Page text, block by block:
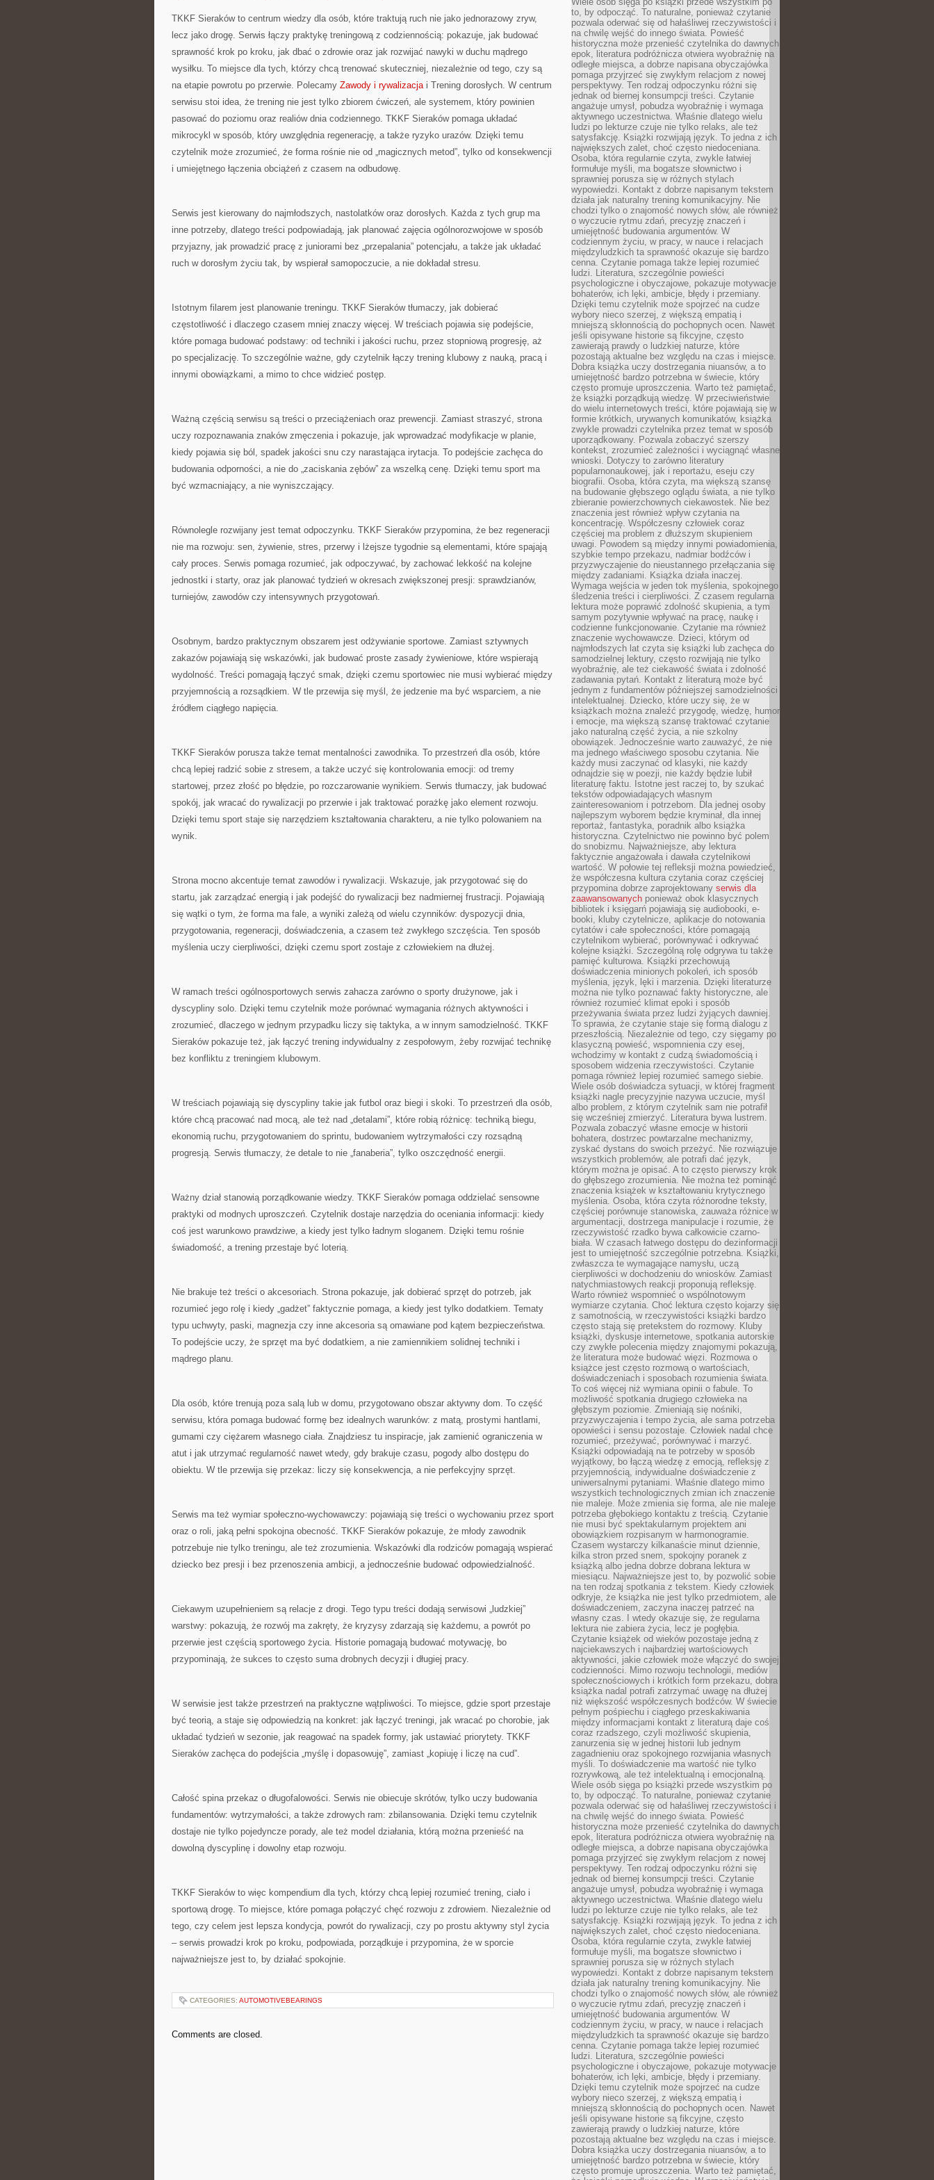
TKKF Sieraków to centrum wiedzy dla osób, które traktują ruch nie jako jednorazowy zryw,
lecz jako drogę. Serwis łączy praktykę treningową z codziennością: pokazuje, jak budować
sprawność krok po kroku, jak dbać o zdrowie oraz jak rozwijać nawyki w duchu mądrego
wysiłku. To miejsce dla tych, którzy chcą trenować skuteczniej, niezależnie od tego, czy są
na etapie powrotu po przerwie. Polecamy Zawody i rywalizacjai Trening dorosłych. W centrum
serwisu stoi idea, że trening nie jest tylko zbiorem ćwiczeń, ale systemem, który powinien
pasować do poziomu oraz realiów dnia codziennego. TKKF Sieraków pomaga układać
mikrocykl w sposób, który uwzględnia regenerację, a także ryzyko urazów. Dzięki temu
czytelnik może zrozumieć, że forma rośnie nie od „magicznych metod”, tylko od konsekwencji
i umiejętnego łączenia obciążeń z czasem na odbudowę.
Serwis jest kierowany do najmłodszych, nastolatków oraz dorosłych. Każda z tych grup ma
inne potrzeby, dlatego treści podpowiadają, jak planować zajęcia ogólnorozwojowe w sposób
przyjazny, jak prowadzić pracę z juniorami bez „przepalania” potencjału, a także jak układać
ruch w dorosłym życiu tak, by wspierał samopoczucie, a nie dokładał stresu.
Istotnym filarem jest planowanie treningu. TKKF Sieraków tłumaczy, jak dobierać
częstotliwość i dlaczego czasem mniej znaczy więcej. W treściach pojawia się podejście,
które pomaga budować podstawy: od techniki i jakości ruchu, przez stopniową progresję, aż
po specjalizację. To szczególnie ważne, gdy czytelnik łączy trening klubowy z nauką, pracą i
innymi obowiązkami, a mimo to chce widzieć postęp.
Ważną częścią serwisu są treści o przeciążeniach oraz prewencji. Zamiast straszyć, strona
uczy rozpoznawania znaków zmęczenia i pokazuje, jak wprowadzać modyfikacje w planie,
kiedy pojawia się ból, spadek jakości snu czy narastająca irytacja. To podejście zachęca do
budowania odporności, a nie do „zaciskania zębów” za wszelką cenę. Dzięki temu sport ma
być wzmacniający, a nie wyniszczający.
Równolegle rozwijany jest temat odpoczynku. TKKF Sieraków przypomina, że bez regeneracji
nie ma rozwoju: sen, żywienie, stres, przerwy i lżejsze tygodnie są elementami, które spajają
cały proces. Serwis pomaga rozumieć, jak odpoczywać, by zachować lekkość na kolejne
jednostki i starty, oraz jak planować tydzień w okresach zwiększonej presji: sprawdzianów,
turniejów, zawodów czy intensywnych przygotowań.
Osobnym, bardzo praktycznym obszarem jest odżywianie sportowe. Zamiast sztywnych
zakazów pojawiają się wskazówki, jak budować proste zasady żywieniowe, które wspierają
wydolność. Treści pomagają łączyć smak, dzięki czemu sportowiec nie musi wybierać między
przyjemnością a rozsądkiem. W tle przewija się myśl, że jedzenie ma być wsparciem, a nie
źródłem ciągłego napięcia.
TKKF Sieraków porusza także temat mentalności zawodnika. To przestrzeń dla osób, które
chcą lepiej radzić sobie z stresem, a także uczyć się kontrolowania emocji: od tremy
startowej, przez złość po błędzie, po rozczarowanie wynikiem. Serwis tłumaczy, jak budować
spokój, jak wracać do rywalizacji po przerwie i jak traktować porażkę jako element rozwoju.
Dzięki temu sport staje się narzędziem kształtowania charakteru, a nie tylko polowaniem na
wynik.
Strona mocno akcentuje temat zawodów i rywalizacji. Wskazuje, jak przygotować się do
startu, jak zarządzać energią i jak podejść do rywalizacji bez nadmiernej frustracji. Pojawiają
się wątki o tym, że forma ma fale, a wyniki zależą od wielu czynników: dyspozycji dnia,
przygotowania, regeneracji, doświadczenia, a czasem też zwykłego szczęścia. Ten sposób
myślenia uczy cierpliwości, dzięki czemu sport zostaje z człowiekiem na dłużej.
W ramach treści ogólnosportowych serwis zahacza zarówno o sporty drużynowe, jak i
dyscypliny solo. Dzięki temu czytelnik może porównać wymagania różnych aktywności i
zrozumieć, dlaczego w jednym przypadku liczy się taktyka, a w innym samodzielność. TKKF
Sieraków pokazuje też, jak łączyć trening indywidualny z zespołowym, żeby rozwijać technikę
bez konfliktu z treningiem klubowym.
W treściach pojawiają się dyscypliny takie jak futbol oraz biegi i skoki. To przestrzeń dla osób,
które chcą pracować nad mocą, ale też nad „detalami”, które robią różnicę: techniką biegu,
ekonomią ruchu, przygotowaniem do sprintu, budowaniem wytrzymałości czy rozsądną
progresją. Serwis tłumaczy, że detale to nie „fanaberia”, tylko oszczędność energii.
Ważny dział stanowią porządkowanie wiedzy. TKKF Sieraków pomaga oddzielać sensowne
praktyki od modnych uproszczeń. Czytelnik dostaje narzędzia do oceniania informacji: kiedy
coś jest warunkowo prawdziwe, a kiedy jest tylko ładnym sloganem. Dzięki temu rośnie
świadomość, a trening przestaje być loterią.
Nie brakuje też treści o akcesoriach. Strona pokazuje, jak dobierać sprzęt do potrzeb, jak
rozumieć jego rolę i kiedy „gadżet” faktycznie pomaga, a kiedy jest tylko dodatkiem. Tematy
typu uchwyty, paski, magnezja czy inne akcesoria są omawiane pod kątem bezpieczeństwa.
To podejście uczy, że sprzęt ma być dodatkiem, a nie zamiennikiem solidnej techniki i
mądrego planu.
Dla osób, które trenują poza salą lub w domu, przygotowano obszar aktywny dom. To część
serwisu, która pomaga budować formę bez idealnych warunków: z matą, prostymi hantlami,
gumami czy ciężarem własnego ciała. Znajdziesz tu inspiracje, jak zamienić ograniczenia w
atut i jak utrzymać regularność nawet wtedy, gdy brakuje czasu, pogody albo dostępu do
obiektu. W tle przewija się przekaz: liczy się konsekwencja, a nie perfekcyjny sprzęt.
Serwis ma też wymiar społeczno-wychowawczy: pojawiają się treści o wychowaniu przez sport
oraz o roli, jaką pełni spokojna obecność. TKKF Sieraków pokazuje, że młody zawodnik
potrzebuje nie tylko treningu, ale też zrozumienia. Wskazówki dla rodziców pomagają wspierać
dziecko bez presji i bez przenoszenia ambicji, a jednocześnie budować odpowiedzialność.
Ciekawym uzupełnieniem są relacje z drogi. Tego typu treści dodają serwisowi „ludzkiej”
warstwy: pokazują, że rozwój ma zakręty, że kryzysy zdarzają się każdemu, a powrót po
przerwie jest częścią sportowego życia. Historie pomagają budować motywację, bo
przypominają, że sukces to często suma drobnych decyzji i długiej pracy.
W serwisie jest także przestrzeń na praktyczne wątpliwości. To miejsce, gdzie sport przestaje
być teorią, a staje się odpowiedzią na konkret: jak łączyć treningi, jak wracać po chorobie, jak
układać tydzień w sezonie, jak reagować na spadek formy, jak ustawiać priorytety. TKKF
Sieraków zachęca do podejścia „myślę i dopasowuję”, zamiast „kopiuję i liczę na cud”.
Całość spina przekaz o długofalowości. Serwis nie obiecuje skrótów, tylko uczy budowania
fundamentów: wytrzymałości, a także zdrowych ram: zbilansowania. Dzięki temu czytelnik
dostaje nie tylko pojedyncze porady, ale też model działania, którą można przenieść na
dowolną dyscyplinę i dowolny etap rozwoju.
TKKF Sieraków to więc kompendium dla tych, którzy chcą lepiej rozumieć trening, ciało i
sportową drogę. To miejsce, które pomaga połączyć chęć rozwoju z zdrowiem. Niezależnie od
tego, czy celem jest lepsza kondycja, powrót do rywalizacji, czy po prostu aktywny styl życia
– serwis prowadzi krok po kroku, podpowiada, porządkuje i przypomina, że w sporcie
najważniejsze jest to, by działać spokojnie.
CATEGORIES: AUTOMOTIVEBEARINGS
Comments are closed.
to, by odpocząć. To naturalne, ponieważ czytanie
pozwala oderwać się od hałaśliwej rzeczywistości i
na chwilę wejść do innego świata. Powieść
historyczna może przenieść czytelnika do dawnych
epok, literatura podróżnicza otwiera wyobraźnię na
odległe miejsca, a dobrze napisana obyczajówka
pomaga przyjrzeć się zwykłym relacjom z nowej
perspektywy. Ten rodzaj odpoczynku różni się
jednak od biernej konsumpcji treści. Czytanie
angażuje umysł, pobudza wyobraźnię i wymaga
aktywnego uczestnictwa. Właśnie dlatego wielu
ludzi po lekturze czuje nie tylko relaks, ale też
satysfakcję. Książki rozwijają język. To jedna z ich
największych zalet, choć często niedoceniana.
Osoba, która regularnie czyta, zwykle łatwiej
formułuje myśli, ma bogatsze słownictwo i
sprawniej porusza się w różnych stylach
wypowiedzi. Kontakt z dobrze napisanym tekstem
działa jak naturalny trening komunikacyjny. Nie
chodzi tylko o znajomość nowych słów, ale również
o wyczucie rytmu zdań, precyzję znaczeń i
umiejętność budowania argumentów. W
codziennym życiu, w pracy, w nauce i relacjach
międzyludzkich ta sprawność okazuje się bardzo
cenna. Czytanie pomaga także lepiej rozumieć
ludzi. Literatura, szczególnie powieści
psychologiczne i obyczajowe, pokazuje motywacje
bohaterów, ich lęki, ambicje, błędy i przemiany.
Dzięki temu czytelnik może spojrzeć na cudze
wybory nieco szerzej, z większą empatią i
mniejszą skłonnością do pochopnych ocen. Nawet
jeśli opisywane historie są fikcyjne, często
zawierają prawdy o ludzkiej naturze, które
pozostają aktualne bez względu na czas i miejsce.
Dobra książka uczy dostrzegania niuansów, a to
umiejętność bardzo potrzebna w świecie, który
często promuje uproszczenia. Warto też pamiętać,
że książki porządkują wiedzę. W przeciwieństwie
do wielu internetowych treści, które pojawiają się w
formie krótkich, urywanych komunikatów, książka
zwykle prowadzi czytelnika przez temat w sposób
uporządkowany. Pozwala zobaczyć szerszy
kontekst, zrozumieć zależności i wyciągnąć własne
wnioski. Dotyczy to zarówno literatury
popularnonaukowej, jak i reportażu, eseju czy
biografii. Osoba, która czyta, ma większą szansę
na budowanie głębszego oglądu świata, a nie tylko
zbieranie powierzchownych ciekawostek. Nie bez
znaczenia jest również wpływ czytania na
koncentrację. Współczesny człowiek coraz
częściej ma problem z dłuższym skupieniem
uwagi. Powodem są między innymi powiadomienia,
szybkie tempo przekazu, nadmiar bodźców i
przyzwyczajenie do nieustannego przełączania się
między zadaniami. Książka działa inaczej.
Wymaga wejścia w jeden tok myślenia, spokojnego
śledzenia treści i cierpliwości. Z czasem regularna
lektura może poprawić zdolność skupienia, a tym
samym pozytywnie wpływać na pracę, naukę i
codzienne funkcjonowanie. Czytanie ma również
znaczenie wychowawcze. Dzieci, którym od
najmłodszych lat czyta się książki lub zachęca do
samodzielnej lektury, często rozwijają nie tylko
wyobraźnię, ale też ciekawość świata i zdolność
zadawania pytań. Kontakt z literaturą może być
jednym z fundamentów późniejszej samodzielności
intelektualnej. Dziecko, które uczy się, że w
książkach można znaleźć przygodę, wiedzę, humor
i emocje, ma większą szansę traktować czytanie
jako naturalną część życia, a nie szkolny
obowiązek. Jednocześnie warto zauważyć, że nie
ma jednego właściwego sposobu czytania. Nie
każdy musi zaczynać od klasyki, nie każdy
odnajdzie się w poezji, nie każdy będzie lubił
literaturę faktu. Istotne jest raczej to, by szukać
tekstów odpowiadających własnym
zainteresowaniom i potrzebom. Dla jednej osoby
najlepszym wyborem będzie kryminał, dla innej
reportaż, fantastyka, poradnik albo książka
historyczna. Czytelnictwo nie powinno być polem
do snobizmu. Najważniejsze, aby lektura
faktycznie angażowała i dawała czytelnikowi
wartość. W połowie tej refleksji można powiedzieć,
że współczesna kultura czytania coraz częściej
przypomina dobrze zaprojektowany serwis dla
zaawansowanych ponieważ obok klasycznych
bibliotek i księgarń pojawiają się audiobooki, e-
booki, kluby czytelnicze, aplikacje do notowania
cytatów i całe społeczności, które pomagają
czytelnikom wybierać, porównywać i odkrywać
kolejne książki. Szczególną rolę odgrywa tu także
pamięć kulturowa. Książki przechowują
doświadczenia minionych pokoleń, ich sposób
myślenia, język, lęki i marzenia. Dzięki literaturze
można nie tylko poznawać fakty historyczne, ale
również rozumieć klimat epoki i sposób
przeżywania świata przez ludzi żyjących dawniej.
To sprawia, że czytanie staje się formą dialogu z
przeszłością. Niezależnie od tego, czy sięgamy po
klasyczną powieść, wspomnienia czy esej,
wchodzimy w kontakt z cudzą świadomością i
sposobem widzenia rzeczywistości. Czytanie
pomaga również lepiej rozumieć samego siebie.
Wiele osób doświadcza sytuacji, w której fragment
książki nagle precyzyjnie nazywa uczucie, myśl
albo problem, z którym czytelnik sam nie potrafił
się wcześniej zmierzyć. Literatura bywa lustrem.
Pozwala zobaczyć własne emocje w historii
bohatera, dostrzec powtarzalne mechanizmy,
zyskać dystans do swoich przeżyć. Nie rozwiązuje
wszystkich problemów, ale potrafi dać język,
którym można je opisać. A to często pierwszy krok
do głębszego zrozumienia. Nie można też pominąć
znaczenia książek w kształtowaniu krytycznego
myślenia. Osoba, która czyta różnorodne teksty,
częściej porównuje stanowiska, zauważa różnice w
argumentacji, dostrzega manipulacje i rozumie, że
rzeczywistość rzadko bywa całkowicie czarno-
biała. W czasach łatwego dostępu do dezinformacji
jest to umiejętność szczególnie potrzebna. Książki,
zwłaszcza te wymagające namysłu, uczą
cierpliwości w dochodzeniu do wniosków. Zamiast
natychmiastowych reakcji proponują refleksję.
Warto również wspomnieć o wspólnotowym
wymiarze czytania. Choć lektura często kojarzy się
z samotnością, w rzeczywistości książki bardzo
często stają się pretekstem do rozmowy. Kluby
książki, dyskusje internetowe, spotkania autorskie
czy zwykłe polecenia między znajomymi pokazują,
że literatura może budować więzi. Rozmowa o
książce jest często rozmową o wartościach,
doświadczeniach i sposobach rozumienia świata.
To coś więcej niż wymiana opinii o fabule. To
możliwość spotkania drugiego człowieka na
głębszym poziomie. Zmieniają się nośniki,
przyzwyczajenia i tempo życia, ale sama potrzeba
opowieści i sensu pozostaje. Człowiek nadal chce
rozumieć, przeżywać, porównywać i marzyć.
Książki odpowiadają na te potrzeby w sposób
wyjątkowy, bo łączą wiedzę z emocją, refleksję z
przyjemnością, indywidualne doświadczenie z
uniwersalnymi pytaniami. Właśnie dlatego mimo
wszystkich technologicznych zmian ich znaczenie
nie maleje. Może zmienia się forma, ale nie maleje
potrzeba głębokiego kontaktu z treścią. Czytanie
nie musi być spektakularnym projektem ani
obowiązkiem rozpisanym w harmonogramie.
Czasem wystarczy kilkanaście minut dziennie,
kilka stron przed snem, spokojny poranek z
książką albo jedna dobrze dobrana lektura w
miesiącu. Najważniejsze jest to, by pozwolić sobie
na ten rodzaj spotkania z tekstem. Kiedy człowiek
odkryje, że książka nie jest tylko przedmiotem, ale
doświadczeniem, zaczyna inaczej patrzeć na
własny czas. I wtedy okazuje się, że regularna
lektura nie zabiera życia, lecz je pogłębia.
Czytanie książek od wieków pozostaje jedną z
najciekawszych i najbardziej wartościowych
aktywności, jakie człowiek może włączyć do swojej
codzienności. Mimo rozwoju technologii, mediów
społecznościowych i krótkich form przekazu, dobra
książka nadal potrafi zatrzymać uwagę na dłużej
niż większość współczesnych bodźców. W świecie
pełnym pośpiechu i ciągłego przeskakiwania
między informacjami kontakt z literaturą daje coś
coraz rzadszego, czyli możliwość skupienia,
zanurzenia się w jednej historii lub jednym
zagadnieniu oraz spokojnego rozwijania własnych
myśli. To doświadczenie ma wartość nie tylko
rozrywkową, ale też intelektualną i emocjonalną.
Wiele osób sięga po książki przede wszystkim po
to, by odpocząć. To naturalne, ponieważ czytanie
pozwala oderwać się od hałaśliwej rzeczywistości i
na chwilę wejść do innego świata. Powieść
historyczna może przenieść czytelnika do dawnych
epok, literatura podróżnicza otwiera wyobraźnię na
odległe miejsca, a dobrze napisana obyczajówka
pomaga przyjrzeć się zwykłym relacjom z nowej
perspektywy. Ten rodzaj odpoczynku różni się
jednak od biernej konsumpcji treści. Czytanie
angażuje umysł, pobudza wyobraźnię i wymaga
aktywnego uczestnictwa. Właśnie dlatego wielu
ludzi po lekturze czuje nie tylko relaks, ale też
satysfakcję. Książki rozwijają język. To jedna z ich
największych zalet, choć często niedoceniana.
Osoba, która regularnie czyta, zwykle łatwiej
formułuje myśli, ma bogatsze słownictwo i
sprawniej porusza się w różnych stylach
wypowiedzi. Kontakt z dobrze napisanym tekstem
działa jak naturalny trening komunikacyjny. Nie
chodzi tylko o znajomość nowych słów, ale również
o wyczucie rytmu zdań, precyzję znaczeń i
umiejętność budowania argumentów. W
codziennym życiu, w pracy, w nauce i relacjach
międzyludzkich ta sprawność okazuje się bardzo
cenna. Czytanie pomaga także lepiej rozumieć
ludzi. Literatura, szczególnie powieści
psychologiczne i obyczajowe, pokazuje motywacje
bohaterów, ich lęki, ambicje, błędy i przemiany.
Dzięki temu czytelnik może spojrzeć na cudze
wybory nieco szerzej, z większą empatią i
mniejszą skłonnością do pochopnych ocen. Nawet
jeśli opisywane historie są fikcyjne, często
zawierają prawdy o ludzkiej naturze, które
pozostają aktualne bez względu na czas i miejsce.
Dobra książka uczy dostrzegania niuansów, a to
umiejętność bardzo potrzebna w świecie, który
często promuje uproszczenia. Warto też pamiętać,